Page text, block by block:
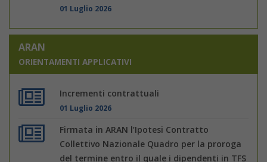
01 Luglio 2026
ARAN
ORIENTAMENTI APPLICATIVI
Incrementi contrattuali
01 Luglio 2026
Firmata in ARAN l’Ipotesi Contratto
Collettivo Nazionale Quadro per la proroga
del termine entro il quale i dipendenti in TFS